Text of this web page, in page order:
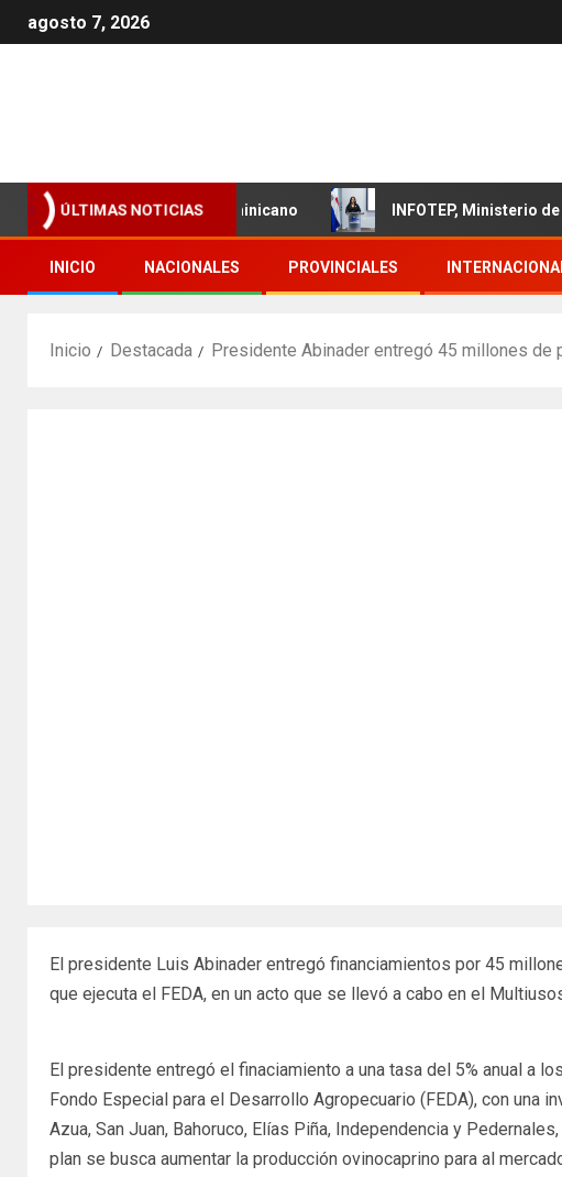
agosto 7, 2026
ÚLTIMAS NOTICIAS
del sector textil dominicano INFOTEP, Ministerio de
INICIO NACIONALES PROVINCIALES
Inicio Destacada Presidente Abinader entregó 45 millones
El presidente Luis Abinader entregó financiamientos por 45
que ejecuta el FEDA, en un acto que se llevó a cabo en el
El presidente entregó el finaciamiento a una tasa del 5% anual a
Fondo Especial para el Desarrollo Agropecuario (FEDA), con
Azua, San Juan, Bahoruco, Elías Piña, Independencia y
plan se busca aumentar la producción ovinocaprino para al